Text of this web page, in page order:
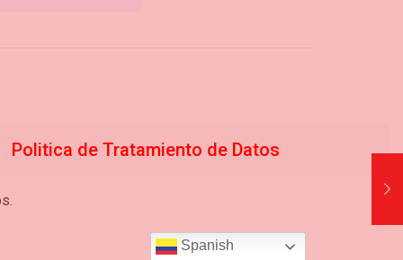
Politica de Tratamiento de Datos
Spanish